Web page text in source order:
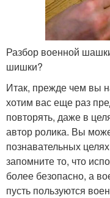
Разбор военной
шишки?
Итак, прежде чем вы
хотим вас еще раз
повторять, даже в
автор ролика. Вы
познавательных
запомните то, что
более безопасно, а
пусть пользуются